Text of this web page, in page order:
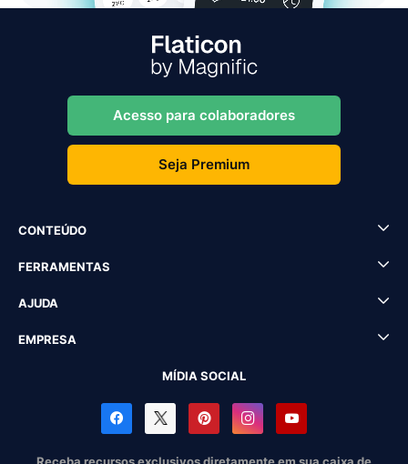
Acesso para colaboradores
Seja Premium
CONTEÚDO
FERRAMENTAS
AJUDA
EMPRESA
MÍDIA SOCIAL